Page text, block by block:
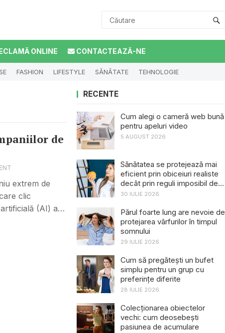
ONLINE CONTACTEAZĂ-NE
FASHION LIFESTYLE SĂNĂTATE TEHNOLOGIE
de
extrem de
clic
(AI) a…
RECENTE
Cum alegi o cameră web bună
pentru apeluri video
5 AUGUST 2026
Sănătatea se protejează mai
eficient prin obiceiuri realiste
decât prin reguli imposibil de
menținut
30 IULIE 2026
Părul foarte lung are nevoie de
protejarea vârfurilor în timpul
somnului
29 IULIE 2026
Cum să pregătești un bufet
simplu pentru un grup cu
preferințe diferite
28 IULIE 2026
Colecționarea obiectelor
vechi: cum deosebești
pasiunea de acumulare